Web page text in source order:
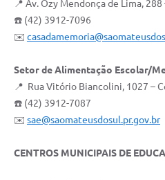
📍 Av. Ozy Mendonça de Lima,
☎️ (42) 3912-7096
✉️
Setor de Alimentação Escolar/
📍 Rua Vitório Biancolini, 1027 –
☎️ (42) 3912-7087
✉️ sae@saomateusdosul.pr.gov.br
CENTROS MUNICIPAIS DE